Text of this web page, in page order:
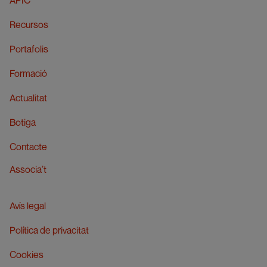
Recursos
Portafolis
Formació
Actualitat
Botiga
Contacte
Associa’t
Avís legal
Política de privacitat
Cookies